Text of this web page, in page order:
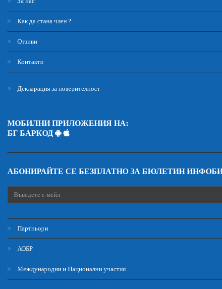
Как да стана член ?
Отзиви
Контакти
Декларация за поверителност
МОБИЛНИ ПРИЛОЖЕНИЯ НА:
БГ БАРКОД
АБОНИРАЙТЕ СЕ БЕЗПЛАТНО ЗА БЮЛЕТИН
Партньори
АОБР
Международни и Национални участия